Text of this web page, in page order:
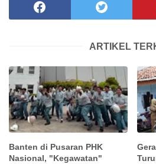
ARTIKEL
Banten di Pusaran PHK
Nasional, "Kegawatan"